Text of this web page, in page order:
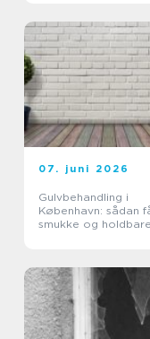
07. juni 2026
Gulvbehandling i
København: sådan
smukke og holdbare